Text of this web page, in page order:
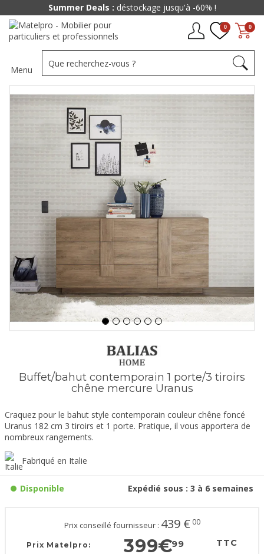
0
0
Menu
Buffet/bahut contemporain 1 porte/3 tiroirs
chêne mercure Uranus
Craquez pour le bahut style contemporain couleur chêne foncé
Uranus 182 cm 3 tiroirs et 1 porte. Pratique, il vous apportera de
nombreux rangements.
Fabriqué en Italie
Disponible Expédié sous : 3 à 6 semaines
Prix conseillé fournisseur : 439 € 00
Prix Matelpro: 399€99 TTC
Summer Deals : déstockage jusqu'à -60% !